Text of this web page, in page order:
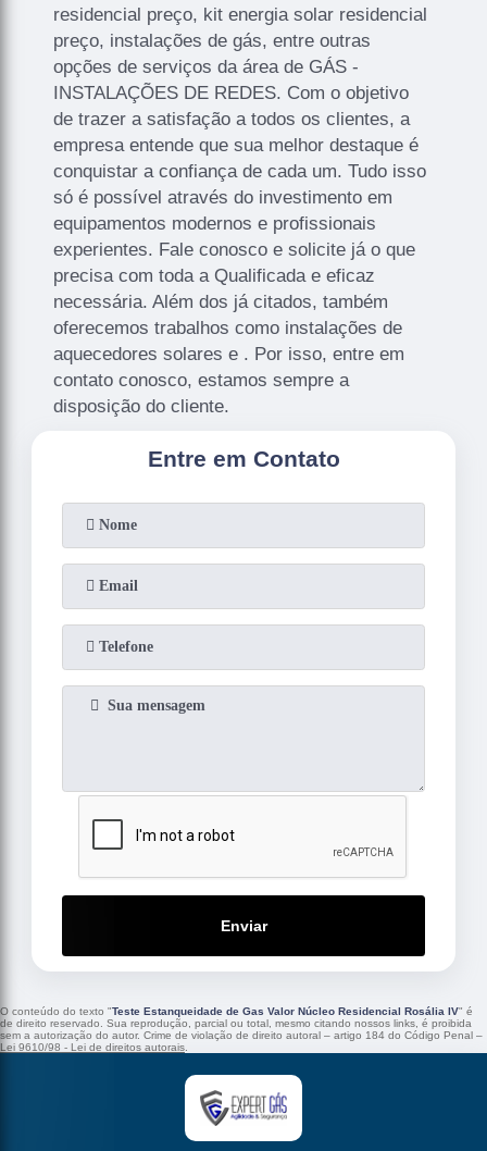
residencial preço, kit energia solar residencial
preço, instalações de gás, entre outras
opções de serviços da área de GÁS -
INSTALAÇÕES DE REDES. Com o objetivo
de trazer a satisfação a todos os clientes, a
empresa entende que sua melhor destaque é
conquistar a confiança de cada um. Tudo isso
só é possível através do investimento em
equipamentos modernos e profissionais
experientes. Fale conosco e solicite já o que
precisa com toda a Qualificada e eficaz
necessária. Além dos já citados, também
oferecemos trabalhos como instalações de
aquecedores solares e . Por isso, entre em
contato conosco, estamos sempre a
disposição do cliente.
Entre em Contato
Enviar
O conteúdo do texto "Teste Estanqueidade de Gas Valor Núcleo Residencial Rosália IV" é
de direito reservado. Sua reprodução, parcial ou total, mesmo citando nossos links, é proibida
sem a autorização do autor. Crime de violação de direito autoral – artigo 184 do Código Penal –
Lei 9610/98 - Lei de direitos autorais